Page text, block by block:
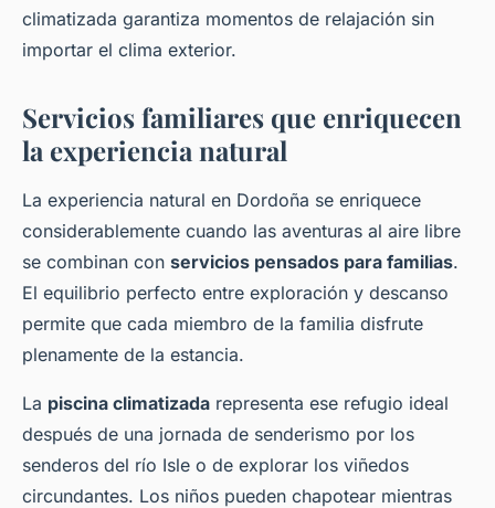
climatizada garantiza momentos de relajación sin
importar el clima exterior.
Servicios familiares que enriquecen
la experiencia natural
La experiencia natural en Dordoña se enriquece
considerablemente cuando las aventuras al aire libre
se combinan con servicios pensados para familias.
El equilibrio perfecto entre exploración y descanso
permite que cada miembro de la familia disfrute
plenamente de la estancia.
La piscina climatizada representa ese refugio ideal
después de una jornada de senderismo por los
senderos del río Isle o de explorar los viñedos
circundantes. Los niños pueden chapotear mientras